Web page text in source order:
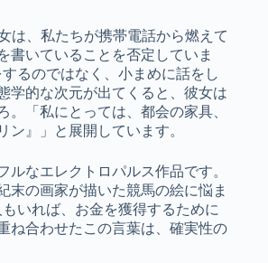
は、私たちが携帯電話から燃えて
書いていることを否定していま
るのではなく、小まめに話をし
学的な次元が出てくると、彼女は
「私にとっては、都会の家具、
』」と展開しています。
なエレクトロパルス作品です。
末の画家が描いた競馬の絵に悩ま
いれば、お金を獲得するために
ね合わせたこの言葉は、確実性の